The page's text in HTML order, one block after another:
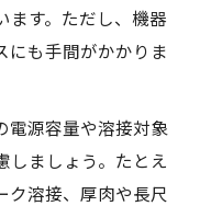
ます。ただし、機器
にも手間がかかりま
電源容量や溶接対象
しましょう。たとえ
ク溶接、厚肉や長尺